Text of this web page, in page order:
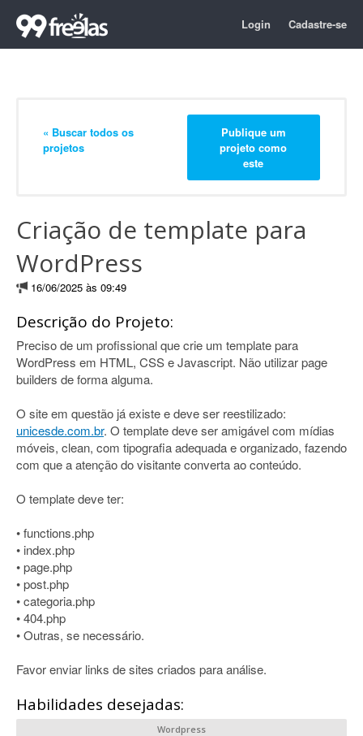
Login Cadastre-se
« Buscar todos os
projetos
Publique um
projeto como
este
Criação de template para
WordPress
16/06/2025 às 09:49
Descrição do Projeto:
Preciso de um profissional que crie um template para
WordPress em HTML, CSS e Javascript. Não utilizar page
builders de forma alguma.
O site em questão já existe e deve ser reestilizado:
unicesde.com.br. O template deve ser amigável com mídias
móveis, clean, com tipografia adequada e organizado, fazendo
com que a atenção do visitante converta ao conteúdo.
O template deve ter:
• functions.php
• index.php
• page.php
• post.php
• categoria.php
• 404.php
• Outras, se necessário.
Favor enviar links de sites criados para análise.
Habilidades desejadas:
Wordpress